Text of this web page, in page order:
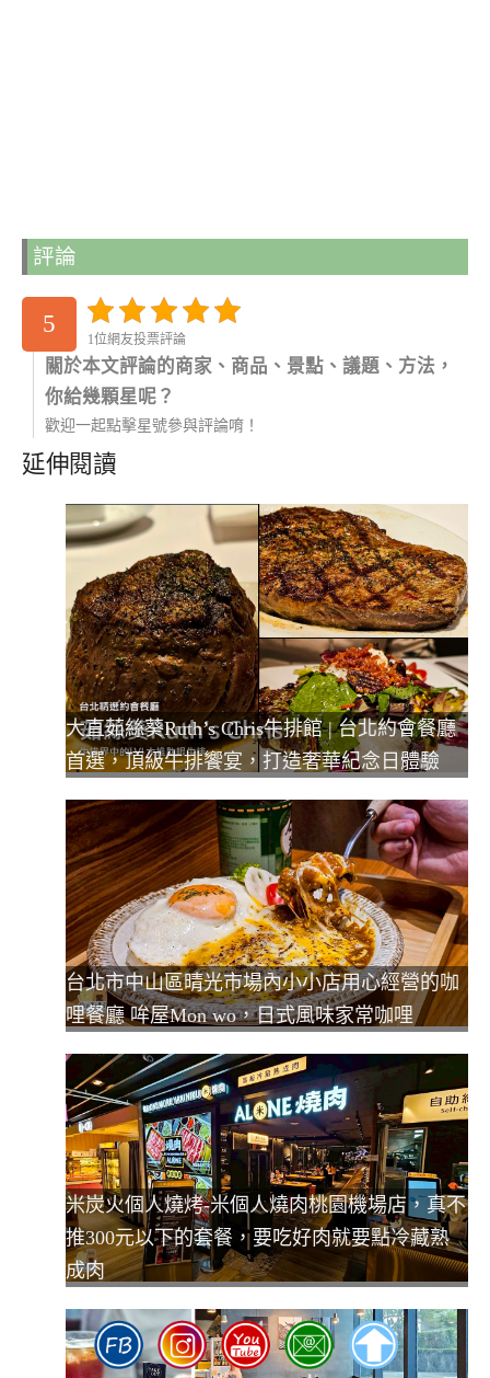
評論
5
1位網友投票評論
關於本文評論的商家、商品、景點、議題、方法，
你給幾顆星呢？
歡迎一起點擊星號參與評論唷！
延伸閱讀
大直茹絲葵Ruth’s Chris牛排館 | 台北約會餐廳
首選，頂級牛排饗宴，打造奢華紀念日體驗
台北市中山區晴光市場內小小店用心經營的咖
哩餐廳 哞屋Mon wo，日式風味家常咖哩
米炭火個人燒烤-米個人燒肉桃園機場店，真不
推300元以下的套餐，要吃好肉就要點冷藏熟
成肉